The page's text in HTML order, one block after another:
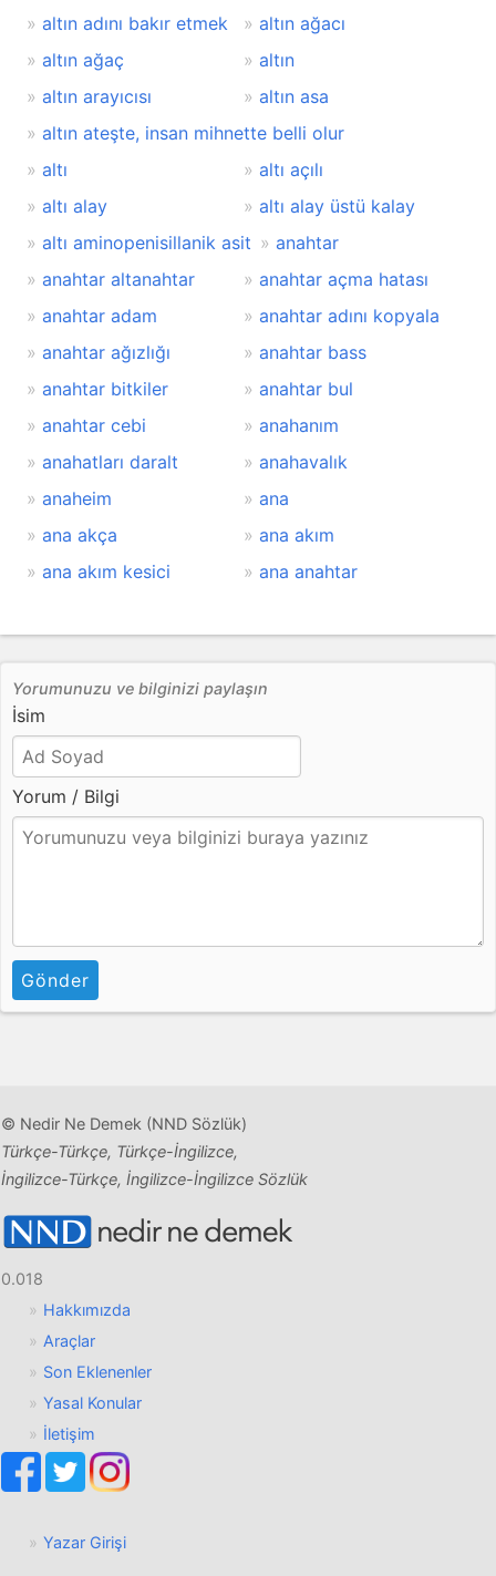
altın adını bakır etmek
altın ağacı
altın ağaç
altın
altın arayıcısı
altın asa
altın ateşte, insan mihnette belli olur
altı
altı açılı
altı alay
altı alay üstü kalay
altı aminopenisillanik asit
anahtar
anahtar altanahtar
anahtar açma hatası
anahtar adam
anahtar adını kopyala
anahtar ağızlığı
anahtar bass
anahtar bitkiler
anahtar bul
anahtar cebi
anahanım
anahatları daralt
anahavalık
anaheim
ana
ana akça
ana akım
ana akım kesici
ana anahtar
Yorumunuzu ve bilginizi paylaşın
İsim
Yorum / Bilgi
Gönder
© Nedir Ne Demek (NND Sözlük)
Türkçe-Türkçe, Türkçe-İngilizce,
İngilizce-Türkçe, İngilizce-İngilizce Sözlük
0.018
Hakkımızda
Araçlar
Son Eklenenler
Yasal Konular
İletişim
Yazar Girişi